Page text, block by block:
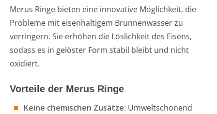
Merus Ringe bieten eine innovative Möglichkeit, die
Probleme mit eisenhaltigem Brunnenwasser zu
verringern. Sie erhöhen die Löslichkeit des Eisens,
sodass es in gelöster Form stabil bleibt und nicht
oxidiert.
Vorteile der Merus Ringe
Keine chemischen Zusätze: Umweltschonend